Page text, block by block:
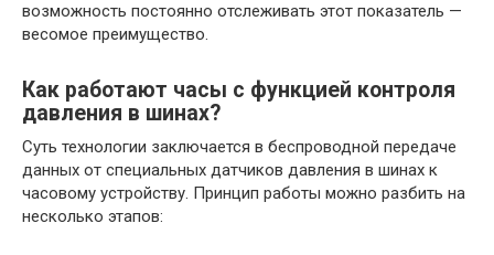
возможность постоянно отслеживать этот показатель —
весомое преимущество.
Как работают часы с функцией контроля
давления в шинах?
Суть технологии заключается в беспроводной передаче
данных от специальных датчиков давления в шинах к
часовому устройству. Принцип работы можно разбить на
несколько этапов: